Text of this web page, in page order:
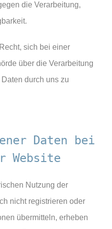
die Verarbeitung,
sich bei einer
über die Verarbeitung
durch uns zu
Daten bei
Website
Nutzung der
nicht registrieren oder
übermitteln, erheben